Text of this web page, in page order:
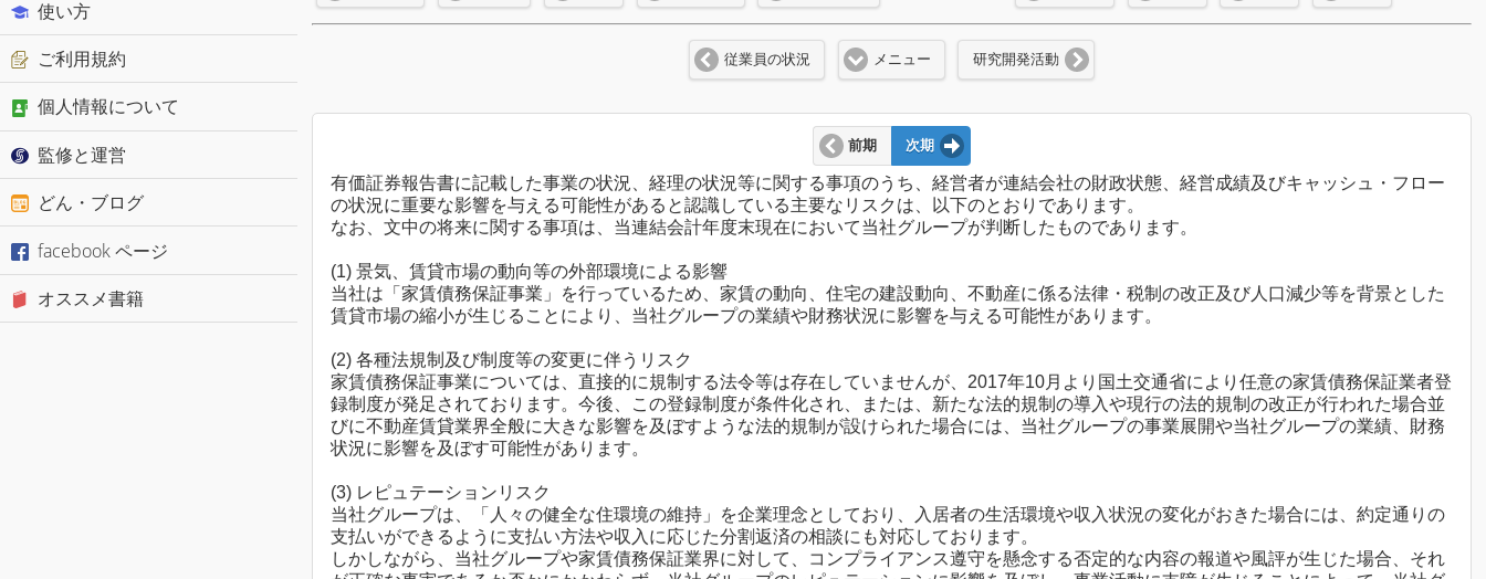
従業員の状況 メニュー 研究開発活動
前期 次期
有価証券報告書に記載した事業の状況、経理の状況等に関する事項のうち、経営者が連結会社の財政状態、経営成績及びキャッシュ・フロー
の状況に重要な影響を与える可能性があると認識している主要なリスクは、以下のとおりであります。
なお、文中の将来に関する事項は、当連結会計年度末現在において当社グループが判断したものであります。
(1) 景気、賃貸市場の動向等の外部環境による影響
当社は「家賃債務保証事業」を行っているため、家賃の動向、住宅の建設動向、不動産に係る法律・税制の改正及び人口減少等を背景とした
賃貸市場の縮小が生じることにより、当社グループの業績や財務状況に影響を与える可能性があります。
(2) 各種法規制及び制度等の変更に伴うリスク
家賃債務保証事業については、直接的に規制する法令等は存在していませんが、2017年10月より国土交通省により任意の家賃債務保証業者登
録制度が発足されております。今後、この登録制度が条件化され、または、新たな法的規制の導入や現行の法的規制の改正が行われた場合並
びに不動産賃貸業界全般に大きな影響を及ぼすような法的規制が設けられた場合には、当社グループの事業展開や当社グループの業績、財務
状況に影響を及ぼす可能性があります。
(3) レピュテーションリスク
当社グループは、「人々の健全な住環境の維持」を企業理念としており、入居者の生活環境や収入状況の変化がおきた場合には、約定通りの
支払いができるように支払い方法や収入に応じた分割返済の相談にも対応しております。
しかしながら、当社グループや家賃債務保証業界に対して、コンプライアンス遵守を懸念する否定的な内容の報道や風評が生じた場合、それ
使い方
ご利用規約
個人情報について
監修と運営
どん・ブログ
facebook ページ
オススメ書籍